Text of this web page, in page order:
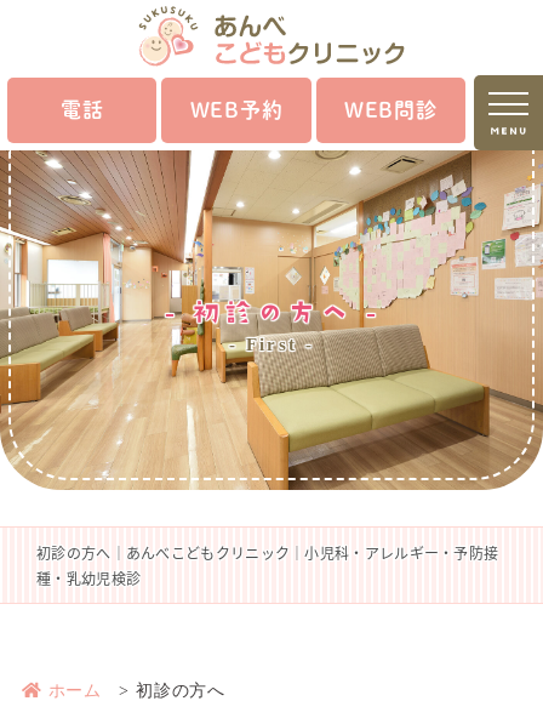
電話 WEB予約 WEB問診
MENU
初診の方へ
First
初診の方へ｜あんべこどもクリニック｜小児科・アレルギー・予防接
種・乳幼児検診
ホーム 初診の方へ